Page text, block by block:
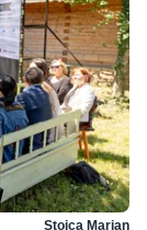
Stoica Marian